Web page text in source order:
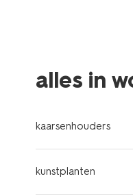
alles in
kaarsenhouders
kunstplanten